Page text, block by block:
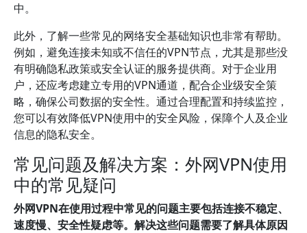
中。
此外，了解一些常见的网络安全基础知识也非常有帮助。
例如，避免连接未知或不信任的VPN节点，尤其是那些没
有明确隐私政策或安全认证的服务提供商。对于企业用
户，还应考虑建立专用的VPN通道，配合企业级安全策
略，确保公司数据的安全性。通过合理配置和持续监控，
您可以有效降低VPN使用中的安全风险，保障个人及企业
信息的隐私安全。
常见问题及解决方案：外网VPN使用
中的常见疑问
外网VPN在使用过程中常见的问题主要包括连接不稳定、
速度慢、安全性疑虑等。解决这些问题需要了解具体原因